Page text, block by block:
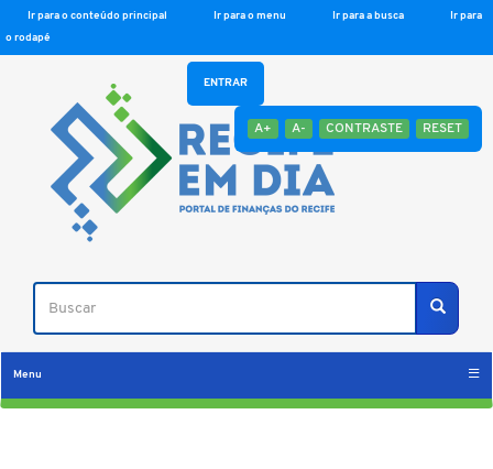
Ir para o conteúdo principal Ir para o menu Ir para a busca
Ir para
o rodapé
A+ A- CONTRASTE RESET
Buscar
ENTRAR
Menu